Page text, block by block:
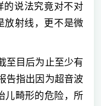
的说法究竟对不对
放射线，更不是微
目后为止至少有
告指出因为超音波
儿畸形的危险，所